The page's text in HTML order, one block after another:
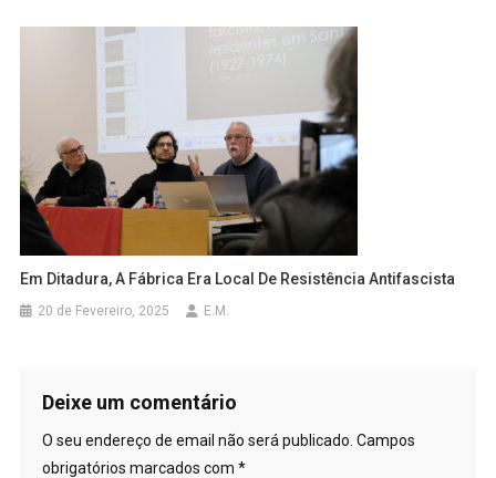
Em Ditadura, A Fábrica Era Local De Resistência Antifascista
20 de Fevereiro, 2025 E.M.
Deixe um comentário
O seu endereço de email não será publicado. Campos
obrigatórios marcados com *